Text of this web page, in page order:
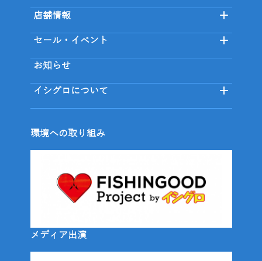
店舗情報
セール・イベント
お知らせ
イシグロについて
環境への取り組み
メディア出演